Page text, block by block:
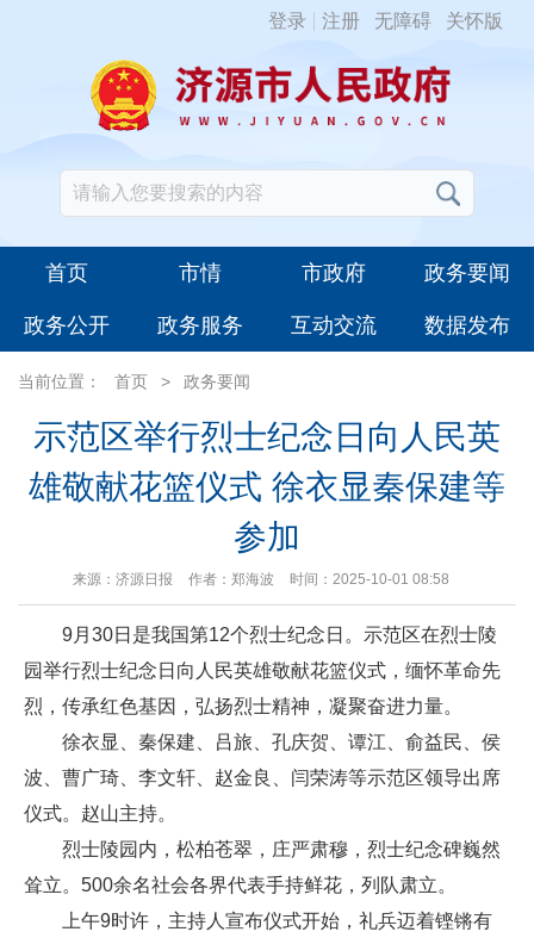
登录 注册 无障碍 关怀版
首页 市情 市政府 政务要闻
政务公开 政务服务 互动交流 数据发布
当前位置： 首页 > 政务要闻
示范区举行烈士纪念日向人民英
雄敬献花篮仪式 徐衣显秦保建等
参加
来源：济源日报 作者：郑海波 时间：2025-10-01 08:58
9月30日是我国第12个烈士纪念日。示范区在烈士陵
园举行烈士纪念日向人民英雄敬献花篮仪式，缅怀革命先
烈，传承红色基因，弘扬烈士精神，凝聚奋进力量。
徐衣显、秦保建、吕旅、孔庆贺、谭江、俞益民、侯
波、曹广琦、李文轩、赵金良、闫荣涛等示范区领导出席
仪式。赵山主持。
烈士陵园内，松柏苍翠，庄严肃穆，烈士纪念碑巍然
耸立。500余名社会各界代表手持鲜花，列队肃立。
上午9时许，主持人宣布仪式开始，礼兵迈着铿锵有